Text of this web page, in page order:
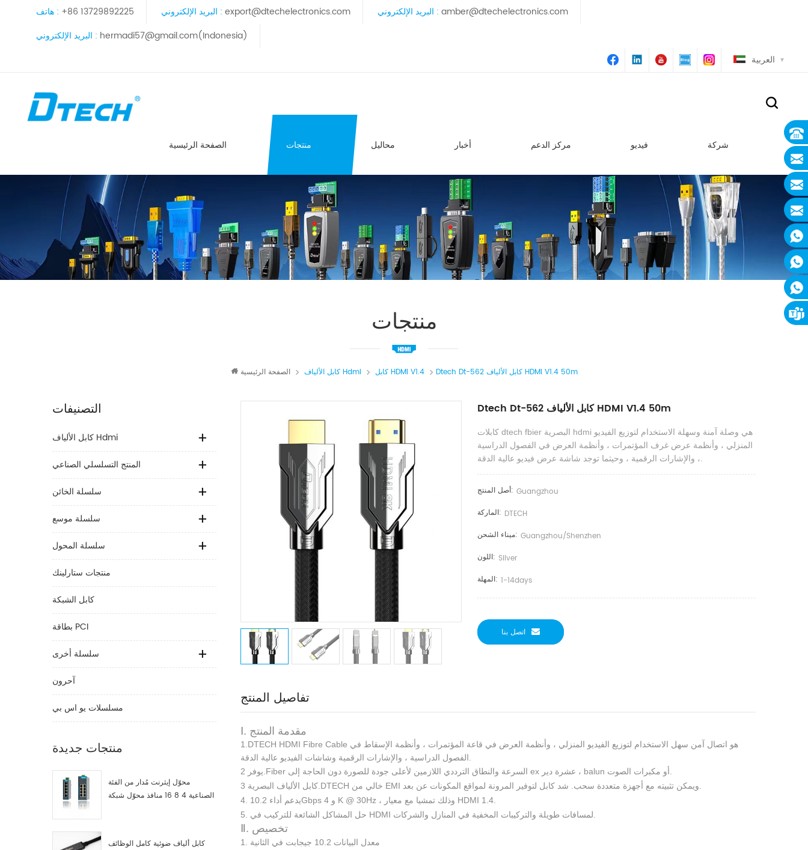
هاتف : +86 13729892225 البريد الإلكتروني : export@dtechelectronics.com البريد الإلكتروني : amber@dtechelectronics.com
البريد الإلكتروني : hermadi57@gmail.com(Indonesia)
العربية
الصفحة الرئيسية منتجات محاليل أخبار مركز الدعم فيديو شركة
منتجات
الصفحة الرئيسية كابل الألياف Hdmi كابل HDMI V1.4 Dtech Dt-562 كابل الألياف HDMI V1.4 50m
التصنيفات
كابل الألياف Hdmi
المنتج التسلسلي الصناعي
سلسلة الخائن
سلسلة موسع
سلسلة المحول
منتجات ستارلينك
كابل الشبكة
بطاقة PCI
سلسلة أخرى
آحرون
مسلسلات يو اس بي
منتجات جديدة
محوّل إيثرنت مُدار من الفئة
الصناعية 4 8 16 منافذ محوّل شبكة
كابل ألياف ضوئية كامل الوظائف
Dtech Dt-562 كابل الألياف HDMI V1.4 50m
كابلات dtech fbier البصرية hdmi هي وصلة آمنة وسهلة الاستخدام لتوزيع الفيديو
المنزلي ، وأنظمة عرض غرف المؤتمرات ، وأنظمة العرض في الفصول الدراسية
أصل المنتج: Guangzhou
الماركة: DTECH
ميناء الشحن: Guangzhou/shenzhen
اللون: Silver
المهلة: 1-14days
اتصل بنا
تفاصيل المنتج
Ⅰ. مقدمة المنتج
1.DTECH HDMI Fibre Cable هو اتصال آمن سهل الاستخدام لتوزيع الفيديو المنزلي ، وأنظمة العرض في قاعة المؤتمرات ، وأنظمة الإسقاط في
يوفر 2.Fiber السرعة والنطاق الترددي اللازمين لأعلى جودة للصورة دون الحاجة إلى ex
عشرة
كابل الألياف البصرية 3.DTECH خالي من EMI ويمكن تثبيته مع أجهزة متعددة سحب. شد
4. يدعم أداء 10.2Gbps و 4 K @ 30Hz ، وذلك تمشيا مع معيار HDMI 1.4.
Ⅱ. تخصيص
1. معدل البيانات 10.2 جيجابت في الثانية